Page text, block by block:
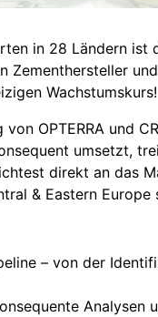
in 28 Ländern
Zementhersteller
Wachstumskurs!
OPTERRA und
umsetzt,
direkt an das
& Eastern Europe
– von der